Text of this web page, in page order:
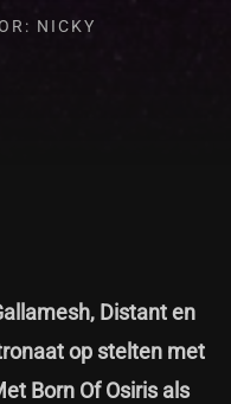
NICKY
Distant en
op stelten met
Born Of Osiris als